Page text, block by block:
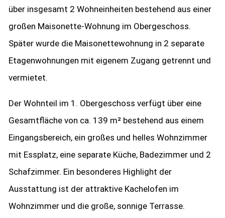
über insgesamt 2 Wohneinheiten bestehend aus einer
großen Maisonette-Wohnung im Obergeschoss.
Später wurde die Maisonettewohnung in 2 separate
Etagenwohnungen mit eigenem Zugang getrennt und
vermietet.
Der Wohnteil im 1. Obergeschoss verfügt über eine
Gesamtfläche von ca. 139 m² bestehend aus einem
Eingangsbereich, ein großes und helles Wohnzimmer
mit Essplatz, eine separate Küche, Badezimmer und 2
Schafzimmer. Ein besonderes Highlight der
Ausstattung ist der attraktive Kachelofen im
Wohnzimmer und die große, sonnige Terrasse.